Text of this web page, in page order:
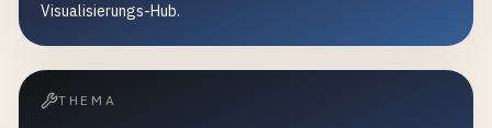
Visualisierungs-Hub.
THEMA